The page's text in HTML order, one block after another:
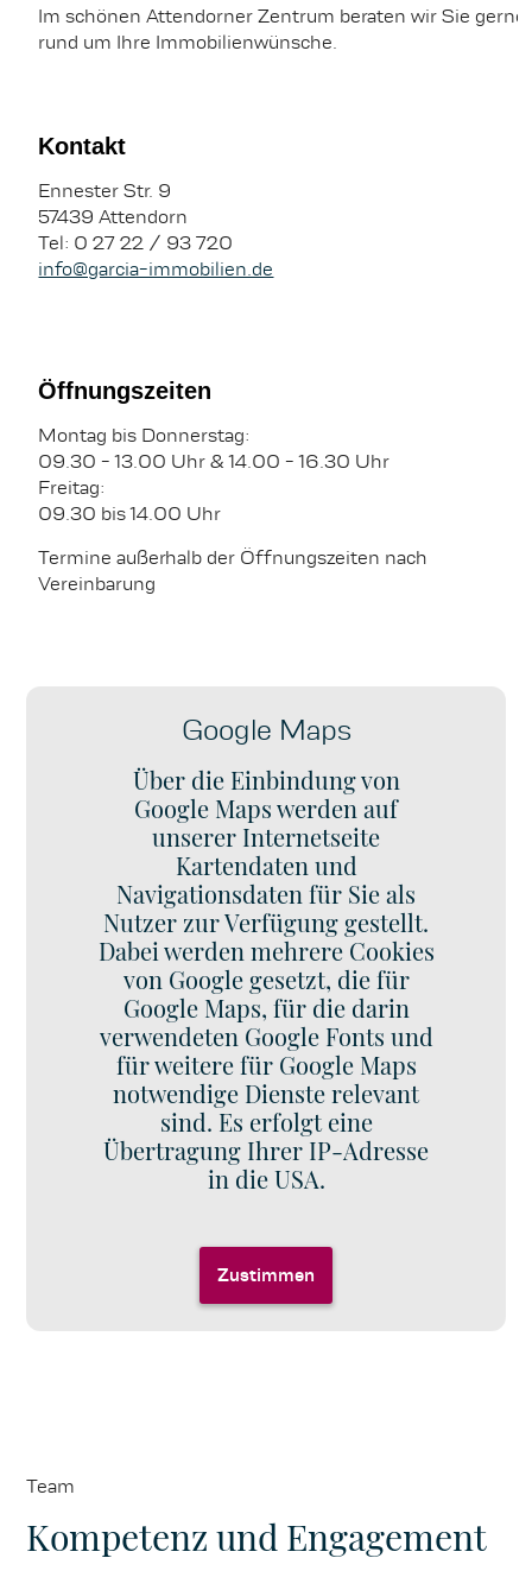
Unbefristete Vollzeitstelle
Festes Einkommen mit fairer
Strukturierte, digitale
Arbeitsweise
Das bringen Sie mit:
Strukturierte und
Interesse an Immobilien und
Vertrieb
Melden Sie sich jetzt:
karriere@garcia-immobilien.de
Ihrem Organisationstalent sorgen
Sie dafür, dass im Hintergrund
Was Sie bei uns erwartet:
Unbefristete und langfristige
Perspektive
Aktive Mitgestaltung im
Unternehmen
Das bringen Sie mit:
Organisationsgeschick und
eine strukturierte
Arbeitsweise
Kommunikationsstärke und
Sicherer Umgang mit
digitalen Tools
Melden Sie sich jetzt:
karriere@garcia-immobilien.de
Bei Rückfragen stehen wir gerne
zur Verfügung!
02722/ 937 20
AP: Pedro Garcia
Im schönen Attendorner Zentrum beraten wir Sie gerne
rund um Ihre Immobilienwünsche.
Kontakt
Ennester Str. 9
57439 Attendorn
Tel: 0 27 22 / 93 720
info@garcia-immobilien.de
Öffnungszeiten
Montag bis Donnerstag:
09.30 - 13.00 Uhr & 14.00 - 16.30 Uhr
Freitag:
09.30 bis 14.00 Uhr
Termine außerhalb der Öffnungszeiten nach
Vereinbarung
Google Maps
Über die Einbindung von
Google Maps werden auf
unserer Internetseite
Kartendaten und
Navigationsdaten für Sie als
Nutzer zur Verfügung gestellt.
Dabei werden mehrere Cookies
von Google gesetzt, die für
Google Maps, für die darin
verwendeten Google Fonts und
für weitere für Google Maps
notwendige Dienste relevant
sind. Es erfolgt eine
Übertragung Ihrer IP-Adresse
in die USA.
Zustimmen
Team
Kompetenz und Engagement